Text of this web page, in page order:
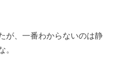
が、一番わからないのは静
。